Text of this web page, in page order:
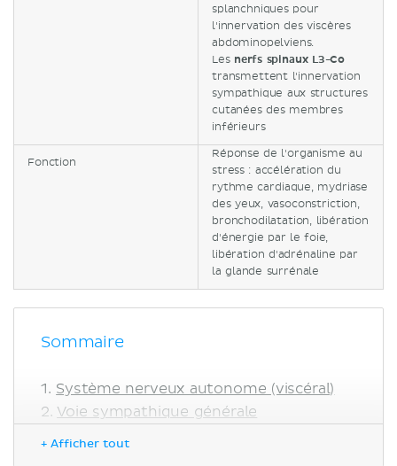
splanchniques pour
l'innervation des viscères
abdominopelviens.
Les nerfs spinaux L3-Co
transmettent l'innervation
sympathique aux structures
cutanées des membres
inférieurs
Fonction
Réponse de l'organisme au
stress : accélération du
rythme cardiaque, mydriase
des yeux, vasoconstriction,
bronchodilatation, libération
d'énergie par le foie,
libération d'adrénaline par
la glande surrénale
Sommaire
Système nerveux autonome (viscéral)
Voie sympathique générale
+ Afficher tout